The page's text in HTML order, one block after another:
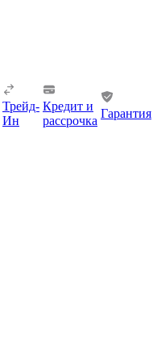
Трейд-
Ин
Кредит и
рассрочка
Гарантия